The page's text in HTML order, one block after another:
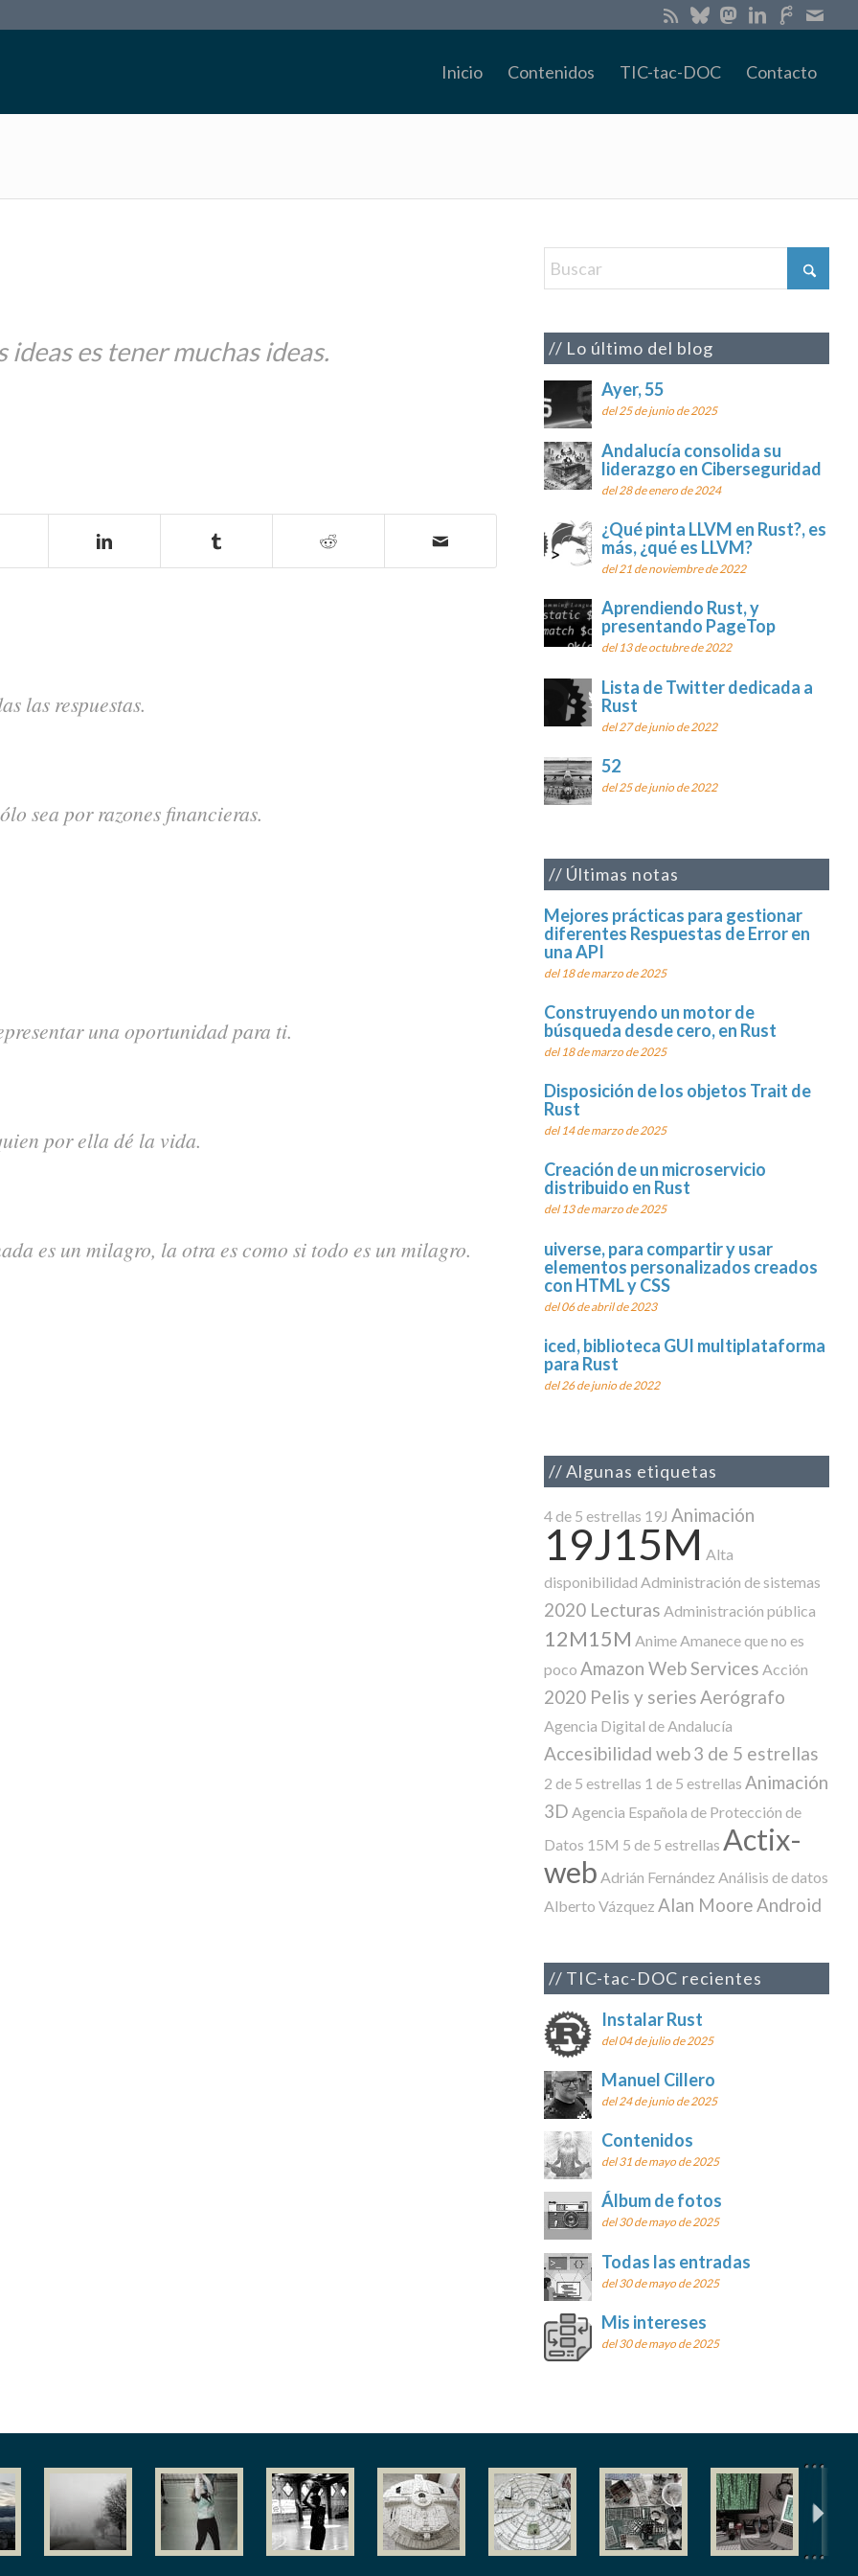
Inicio Contenidos TIC-tac-DOC Contacto
es tener muchas ideas.
las respuestas.
sea por razones financieras.
una oportunidad para ti.
por ella dé la vida.
es un milagro, la otra es como si todo es un milagro.
Lo último del blog
Ayer, 55
del 25 de junio de 2025
Andalucía consolida su
liderazgo en Ciberseguridad
del 28 de enero de 2024
¿Qué pinta LLVM en Rust?, es
más, ¿qué es LLVM?
del 21 de noviembre de 2022
Aprendiendo Rust, y
presentando PageTop
del 13 de octubre de 2022
Lista de Twitter dedicada a
Rust
del 27 de junio de 2022
52
del 25 de junio de 2022
Últimas notas
Mejores prácticas para gestionar
diferentes Respuestas de Error en
una API
del 18 de marzo de 2025
Construyendo un motor de
búsqueda desde cero, en Rust
del 18 de marzo de 2025
Disposición de los objetos Trait de
Rust
del 14 de marzo de 2025
Creación de un microservicio
distribuido en Rust
del 13 de marzo de 2025
uiverse, para compartir y usar
elementos personalizados creados
con HTML y CSS
del 06 de abril de 2023
iced, biblioteca GUI multiplataforma
para Rust
del 26 de junio de 2022
Algunas etiquetas
4 de 5 estrellas 19J Animación
19J15M Alta
disponibilidad Administración de sistemas
2020 Lecturas Administración pública
12M15M AnimeAmanece que no es
poco Amazon Web Services Acción
2020 Pelis y seriesAerógrafo
Agencia Digital de Andalucía
Accesibilidad web3 de 5 estrellas
2 de 5 estrellas 1 de 5 estrellas Animación
3D Agencia Española de Protección de
Datos 15M 5 de 5 estrellas Actix-
web Adrián Fernández Análisis de datos
Alberto Vázquez Alan MooreAndroid
TIC-tac-DOC recientes
Instalar Rust
del 04 de julio de 2025
Manuel Cillero
del 24 de junio de 2025
Contenidos
del 31 de mayo de 2025
Álbum de fotos
del 30 de mayo de 2025
Todas las entradas
del 30 de mayo de 2025
Mis intereses
del 30 de mayo de 2025